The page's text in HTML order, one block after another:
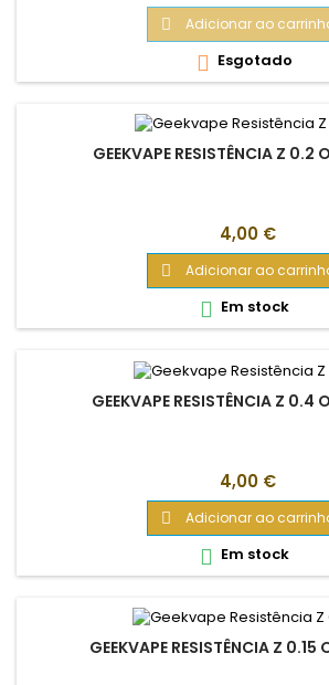
 Adicionar ao
 Esgotado
GEEKVAPE RESISTÊNCIA Z 0.2
Preço
4,00 €
 Adicionar ao
 Em stock
GEEKVAPE RESISTÊNCIA Z 0.4
Preço
4,00 €
 Adicionar ao
 Em stock
GEEKVAPE RESISTÊNCIA Z 0.15